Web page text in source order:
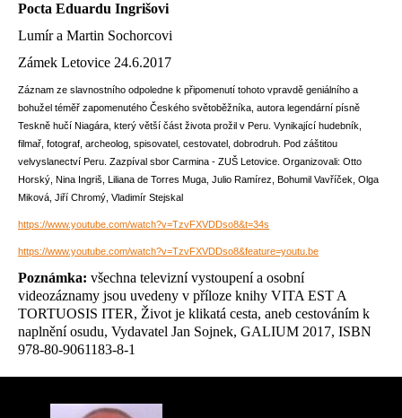
Pocta Eduardu Ingrišovi
Lumír a Martin Sochorcovi
Zámek Letovice 24.6.2017
Záznam ze slavnostního odpoledne k připomenutí tohoto vpravdě geniálního a
bohužel téměř zapomenutého Českého světoběžníka, autora legendární písně
Teskně hučí Niagára, který větší část života prožil v Peru. Vynikající hudebník,
filmař, fotograf, archeolog, spisovatel, cestovatel, dobrodruh. Pod záštitou
velvyslanectví Peru. Zazpíval sbor Carmina - ZUŠ Letovice. Organizovali: Otto
Horský, Nina Ingriš, Liliana de Torres Muga, Julio Ramírez, Bohumil Vavříček, Olga
Miková, Jiří Chromý, Vladimír Stejskal
https://www.youtube.com/watch?v=TzvFXVDDso8&t=34s
https://www.youtube.com/watch?v=TzvFXVDDso8&feature=youtu.be
Poznámka: všechna televizní vystoupení a osobní
videozáznamy jsou uvedeny v příloze knihy VITA EST A
TORTUOSIS ITER, Život je klikatá cesta, aneb cestováním k
naplnění osudu, Vydavatel Jan Sojnek, GALIUM 2017, ISBN
978-80-9061183-8-1